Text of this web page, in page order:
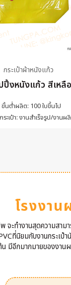
กระเป๋าผ้าหนังแก้ว
ปิ้งหนังแก้ว สีเหลื
ขั้นต่ำผลิต: 100 ใบขึ้นไป
ะเป๋า: งานสำเร็จรูป/งานผ
โรงงาน
จะทำงานสุดความสา
ที่นิยมกับงานกระเ
น มีอีกมากมายของงาน